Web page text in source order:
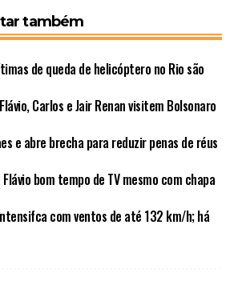
também
de queda de helicóptero no Rio são
Carlos e Jair Renan visitem Bolsonaro
e abre brecha para reduzir penas de réus
bom tempo de TV mesmo com chapa
com ventos de até 132 km/h; há